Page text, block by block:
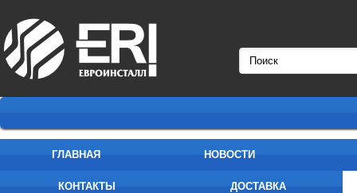
ГЛАВНАЯ НОВОСТИ
КОНТАКТЫ ДОСТАВКА